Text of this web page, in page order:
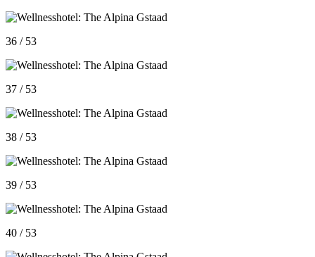
36 / 53
37 / 53
38 / 53
39 / 53
40 / 53